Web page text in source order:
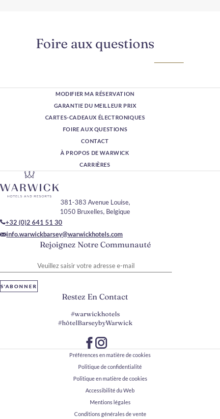
Foire aux questions
MODIFIER MA RÉSERVATION
GARANTIE DU MEILLEUR PRIX
CARTES-CADEAUX ÉLECTRONIQUES
FOIRE AUX QUESTIONS
CONTACT
À PROPOS DE WARWICK
CARRIÈRES
Rejoignez Notre Communauté
S'ABONNER
381-383 Avenue Louise,
1050 Bruxelles, Belgique
+32 (0)2 641 51 30
info.warwickbarsey@warwickhotels.com
Restez En Contact
#warwickhotels
#hôtelBarseybyWarwick
Préférences en matière de cookies
Politique de confidentialité
Politique en matière de cookies
Accessibilité du Web
Mentions légales
Conditions générales de vente